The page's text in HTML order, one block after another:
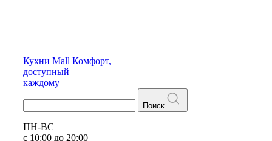
Кухни Mall Комфорт,
доступный
каждому
Поиск
ПН-ВС
с 10:00 до 20:00